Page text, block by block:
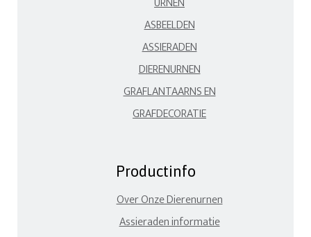
ASBEELDEN
ASSIERADEN
DIERENURNEN
GRAFLANTAARNS EN
GRAFDECORATIE
Productinfo
Over Onze Dierenurnen
Assieraden informatie